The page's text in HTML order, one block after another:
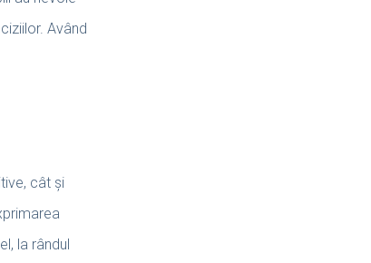
Având
cât și
la rândul